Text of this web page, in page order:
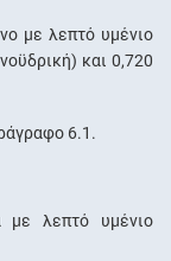
με λεπτό υμένιο
και 0,720
6.1.
με λεπτό υμένιο